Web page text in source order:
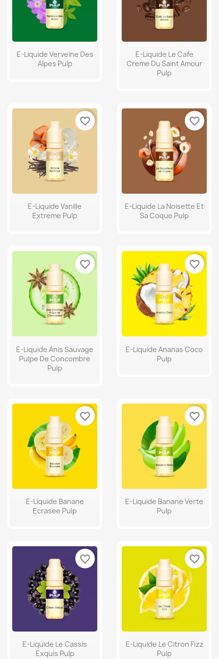
E-Liquide Verveine Des
Alpes Pulp
E-Liquide Le Cafe
Creme Du Saint Amour
Pulp
E-Liquide Vanille
Extreme Pulp
favorite_border
E-Liquide La Noisette Et
Sa Coque Pulp
favorite_border
E-Liquide Anis Sauvage
Pulpe De Concombre
Pulp
favorite_border
E-Liquide Ananas Coco
Pulp
favorite_border
E-Liquide Banane
Ecrasee Pulp
favorite_border
E-Liquide Banane Verte
Pulp
favorite_border
E-Liquide Le Cassis
Exquis Pulp
favorite_border
E-Liquide Le Citron Fizz
Pulp
favorite_border